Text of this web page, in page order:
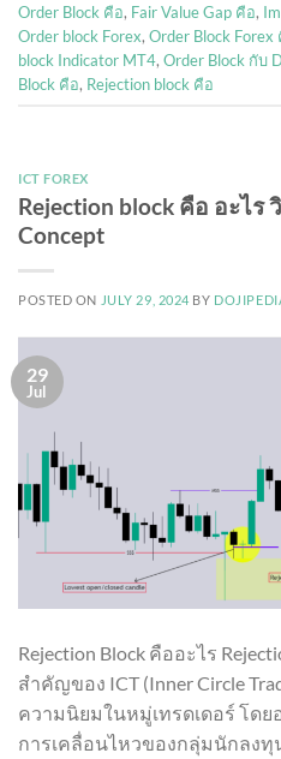
Order Block คือ, Fair Value Gap คือ,
Order block Forex, Order Block Forex
block Indicator MT4, Order Block กับ
Block คือ, Rejection block คือ
ICT FOREX
Rejection block คือ อะไร
Concept
POSTED ON JULY 29, 2024 BY
29
Jul
Rejection Block คืออะไร
สำคัญของ ICT (Inner Circle
ความนิยมในหมู่เทรดเดอร์ โดย
การเคลื่อนไหวของกลุ่มนักลง